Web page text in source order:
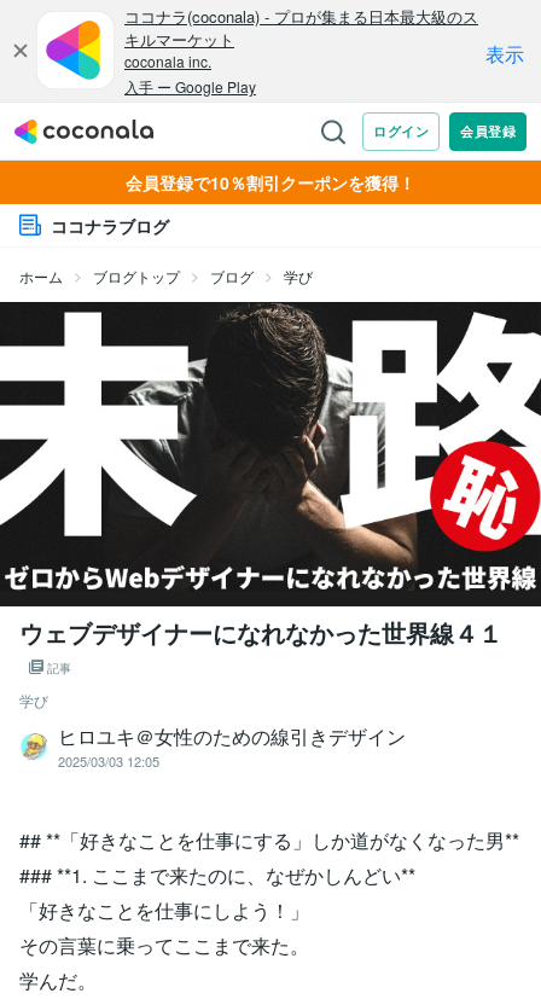
会員登録で10％割引クーポンを獲得！
ココナラブログ
ホーム ブログトップ ブログ 学び
ウェブデザイナーになれなかった世界線４１
記事
学び
ヒロユキ＠女性のための線引きデザイン
2025/03/03 12:05
## **「好きなことを仕事にする」しか道がなくなった男**
### **1. ここまで来たのに、なぜかしんどい**
「好きなことを仕事にしよう！」
その言葉に乗ってここまで来た。
学んだ。